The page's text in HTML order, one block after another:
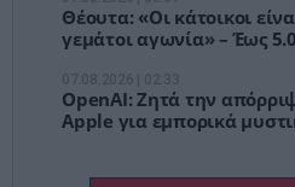
Θέουτα: «Οι κάτοικοι
γεμάτοι αγωνία» – Έως
OpenAI: Ζητά την
Apple για εμπορικά